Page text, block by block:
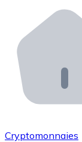
Intégrez
API Bitnovo
Intégrez
Rejoignez
Cryptomonnaies